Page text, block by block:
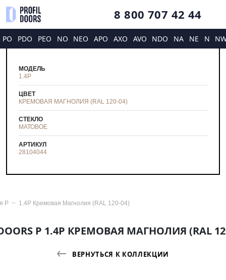
8 800 707 42 44
PO PDO PEO NO NEO APO AXO AVO NDO NA NE N
МОДЕЛЬ
1.4P
ЦВЕТ
КРЕМОВАЯ МАГНОЛИЯ (RAL 120-04)
СТЕКЛО
МАТОВОЕ
АРТИКУЛ
28104044
P 1.4P Кремовая Магнолия (RAL 120-04)
P 1.4P КРЕМОВАЯ МАГНОЛИЯ (RAL
ВЕРНУТЬСЯ К КОЛЛЕКЦИИ